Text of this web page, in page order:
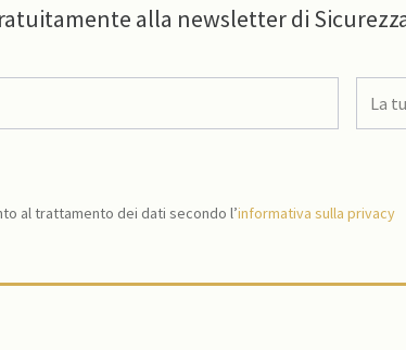
alla newsletter di
al trattamento dei dati secondo l’informativa sulla privacy